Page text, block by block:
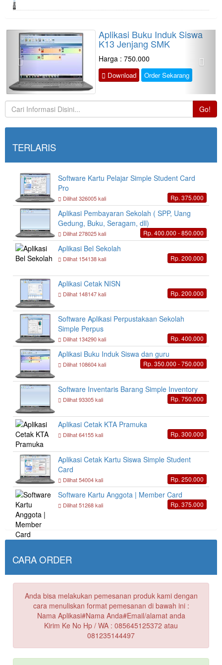
Aplikasi Buku Induk Siswa
K13 Jenjang SMK
Harga : 750.000
Download Order Sekarang
Previous Next
Go!
TERLARIS
Software Kartu Pelajar Simple Student Card
Pro
Dilihat 326005 kali Rp. 375.000
Aplikasi Pembayaran Sekolah ( SPP, Uang
Gedung, Buku, Seragam, dll)
Dilihat 278025 kali Rp. 400.000 - 850.000
Aplikasi Bel Sekolah
Dilihat 154138 kali Rp. 200.000
Aplikasi Cetak NISN
Dilihat 148147 kali Rp. 200.000
Software Aplikasi Perpustakaan Sekolah
Simple Perpus
Dilihat 134290 kali Rp. 400.000
Aplikasi Buku Induk Siswa dan guru
Dilihat 108604 kali Rp. 350.000 - 750.000
Software Inventaris Barang Simple Inventory
Dilihat 93305 kali Rp. 750.000
Aplikasi Cetak KTA Pramuka
Dilihat 64155 kali Rp. 300.000
Aplikasi Cetak Kartu Siswa Simple Student
Card
Dilihat 54004 kali Rp. 250.000
Software Kartu Anggota | Member Card
Dilihat 51268 kali Rp. 375.000
CARA ORDER
Anda bisa melakukan pemesanan produk kami dengan
cara menuliskan format pemesanan di bawah ini :
Nama Aplikasi#Nama Anda#Email/alamat anda
Kirim Ke No Hp / WA : 085645125372 atau
081235144497